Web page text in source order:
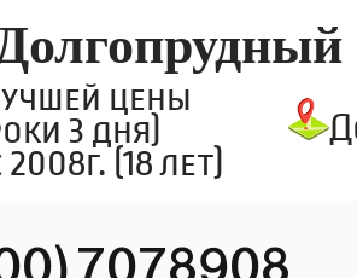
цены
3 дня)
(18 лет)